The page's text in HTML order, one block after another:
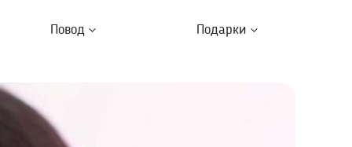
Повод Подарки